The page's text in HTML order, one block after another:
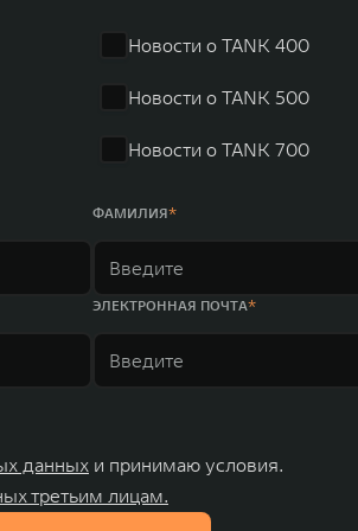
включая центры в России, Китае,
– в России, Таиланде, Бразилии и Индии,
Новости о TANK 400
Новости о TANK 500
Новости о TANK 700
ФАМИЛИЯ
ЭЛЕКТРОННАЯ ПОЧТА
данных и принимаю условия.
третьим лицам.